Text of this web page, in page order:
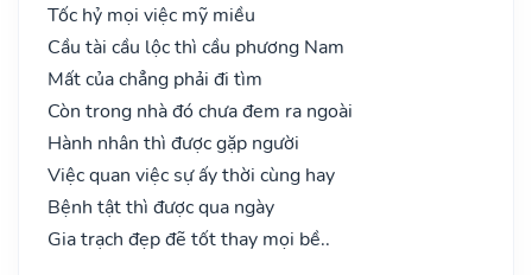
Tốc hỷ mọi việc mỹ miều
Cầu tài cầu lộc thì cầu phương Nam
Mất của chẳng phải đi tìm
Còn trong nhà đó chưa đem ra ngoài
Hành nhân thì được gặp người
Việc quan việc sự ấy thời cùng hay
Bệnh tật thì được qua ngày
Gia trạch đẹp đẽ tốt thay mọi bề..